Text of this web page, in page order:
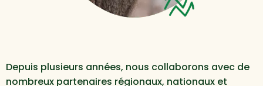
Depuis plusieurs années, nous collaborons avec de
nombreux partenaires régionaux, nationaux et